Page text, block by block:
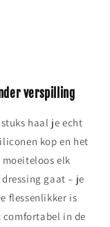
verspilling
haal je echt
kop en het
moeiteloos elk
gaat – je
flessenlikker is
comfortabel in de